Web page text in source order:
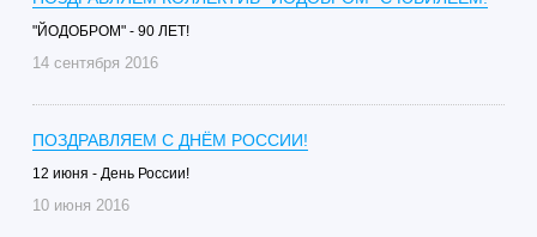
"ЙОДОБРОМ" - 90 ЛЕТ!
14 сентября 2016
ПОЗДРАВЛЯЕМ С ДНЁМ РОССИИ!
12 июня - День России!
10 июня 2016